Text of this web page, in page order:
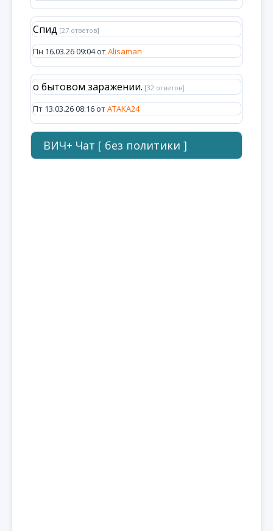
Спид [27 ответов]
Пн 16.03.26 09:04 отAlisaman
о бытовом заражении. [32 ответов]
Пт 13.03.26 08:16 отATAKA24
ВИЧ+ Чат [ без политики ]